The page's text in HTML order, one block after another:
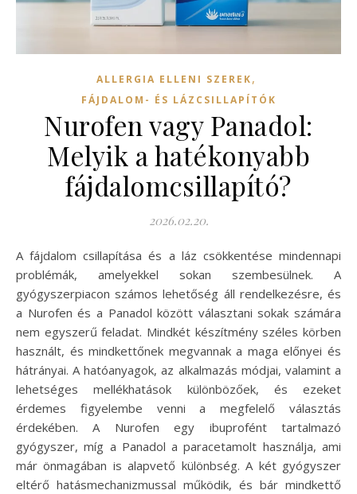
ALLERGIA ELLENI SZEREK,
FÁJDALOM- ÉS LÁZCSILLAPÍTÓK
Nurofen vagy Panadol:
Melyik a hatékonyabb
fájdalomcsillapító?
2026.02.20.
A fájdalom csillapítása és a láz csökkentése mindennapi
problémák, amelyekkel sokan szembesülnek. A
gyógyszerpiacon számos lehetőség áll rendelkezésre, és
a Nurofen és a Panadol között választani sokak számára
nem egyszerű feladat. Mindkét készítmény széles körben
használt, és mindkettőnek megvannak a maga előnyei és
hátrányai. A hatóanyagok, az alkalmazás módjai, valamint a
lehetséges mellékhatások különbözőek, és ezeket
érdemes figyelembe venni a megfelelő választás
érdekében. A Nurofen egy ibuprofént tartalmazó
gyógyszer, míg a Panadol a paracetamolt használja, ami
már önmagában is alapvető különbség. A két gyógyszer
eltérő hatásmechanizmussal működik, és bár mindkettő